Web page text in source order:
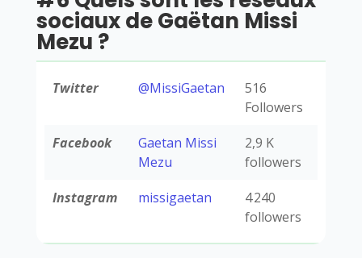
sociaux de Gaëtan Missi
Mezu ?
Twitter @MissiGaetan
516
Followers
Facebook
Gaetan Missi
Mezu
2,9 K
followers
Instagram
missigaetan
4 240
followers